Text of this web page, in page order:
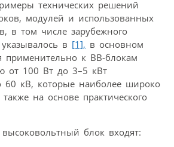
технических решений
модулей и использованных
в том числе зарубежного
в [1], в основном
применительно к ВВ-блокам
от 100 Вт до 3–5 кВт
кВ, которые наиболее широко
на основе практического
блок входят: